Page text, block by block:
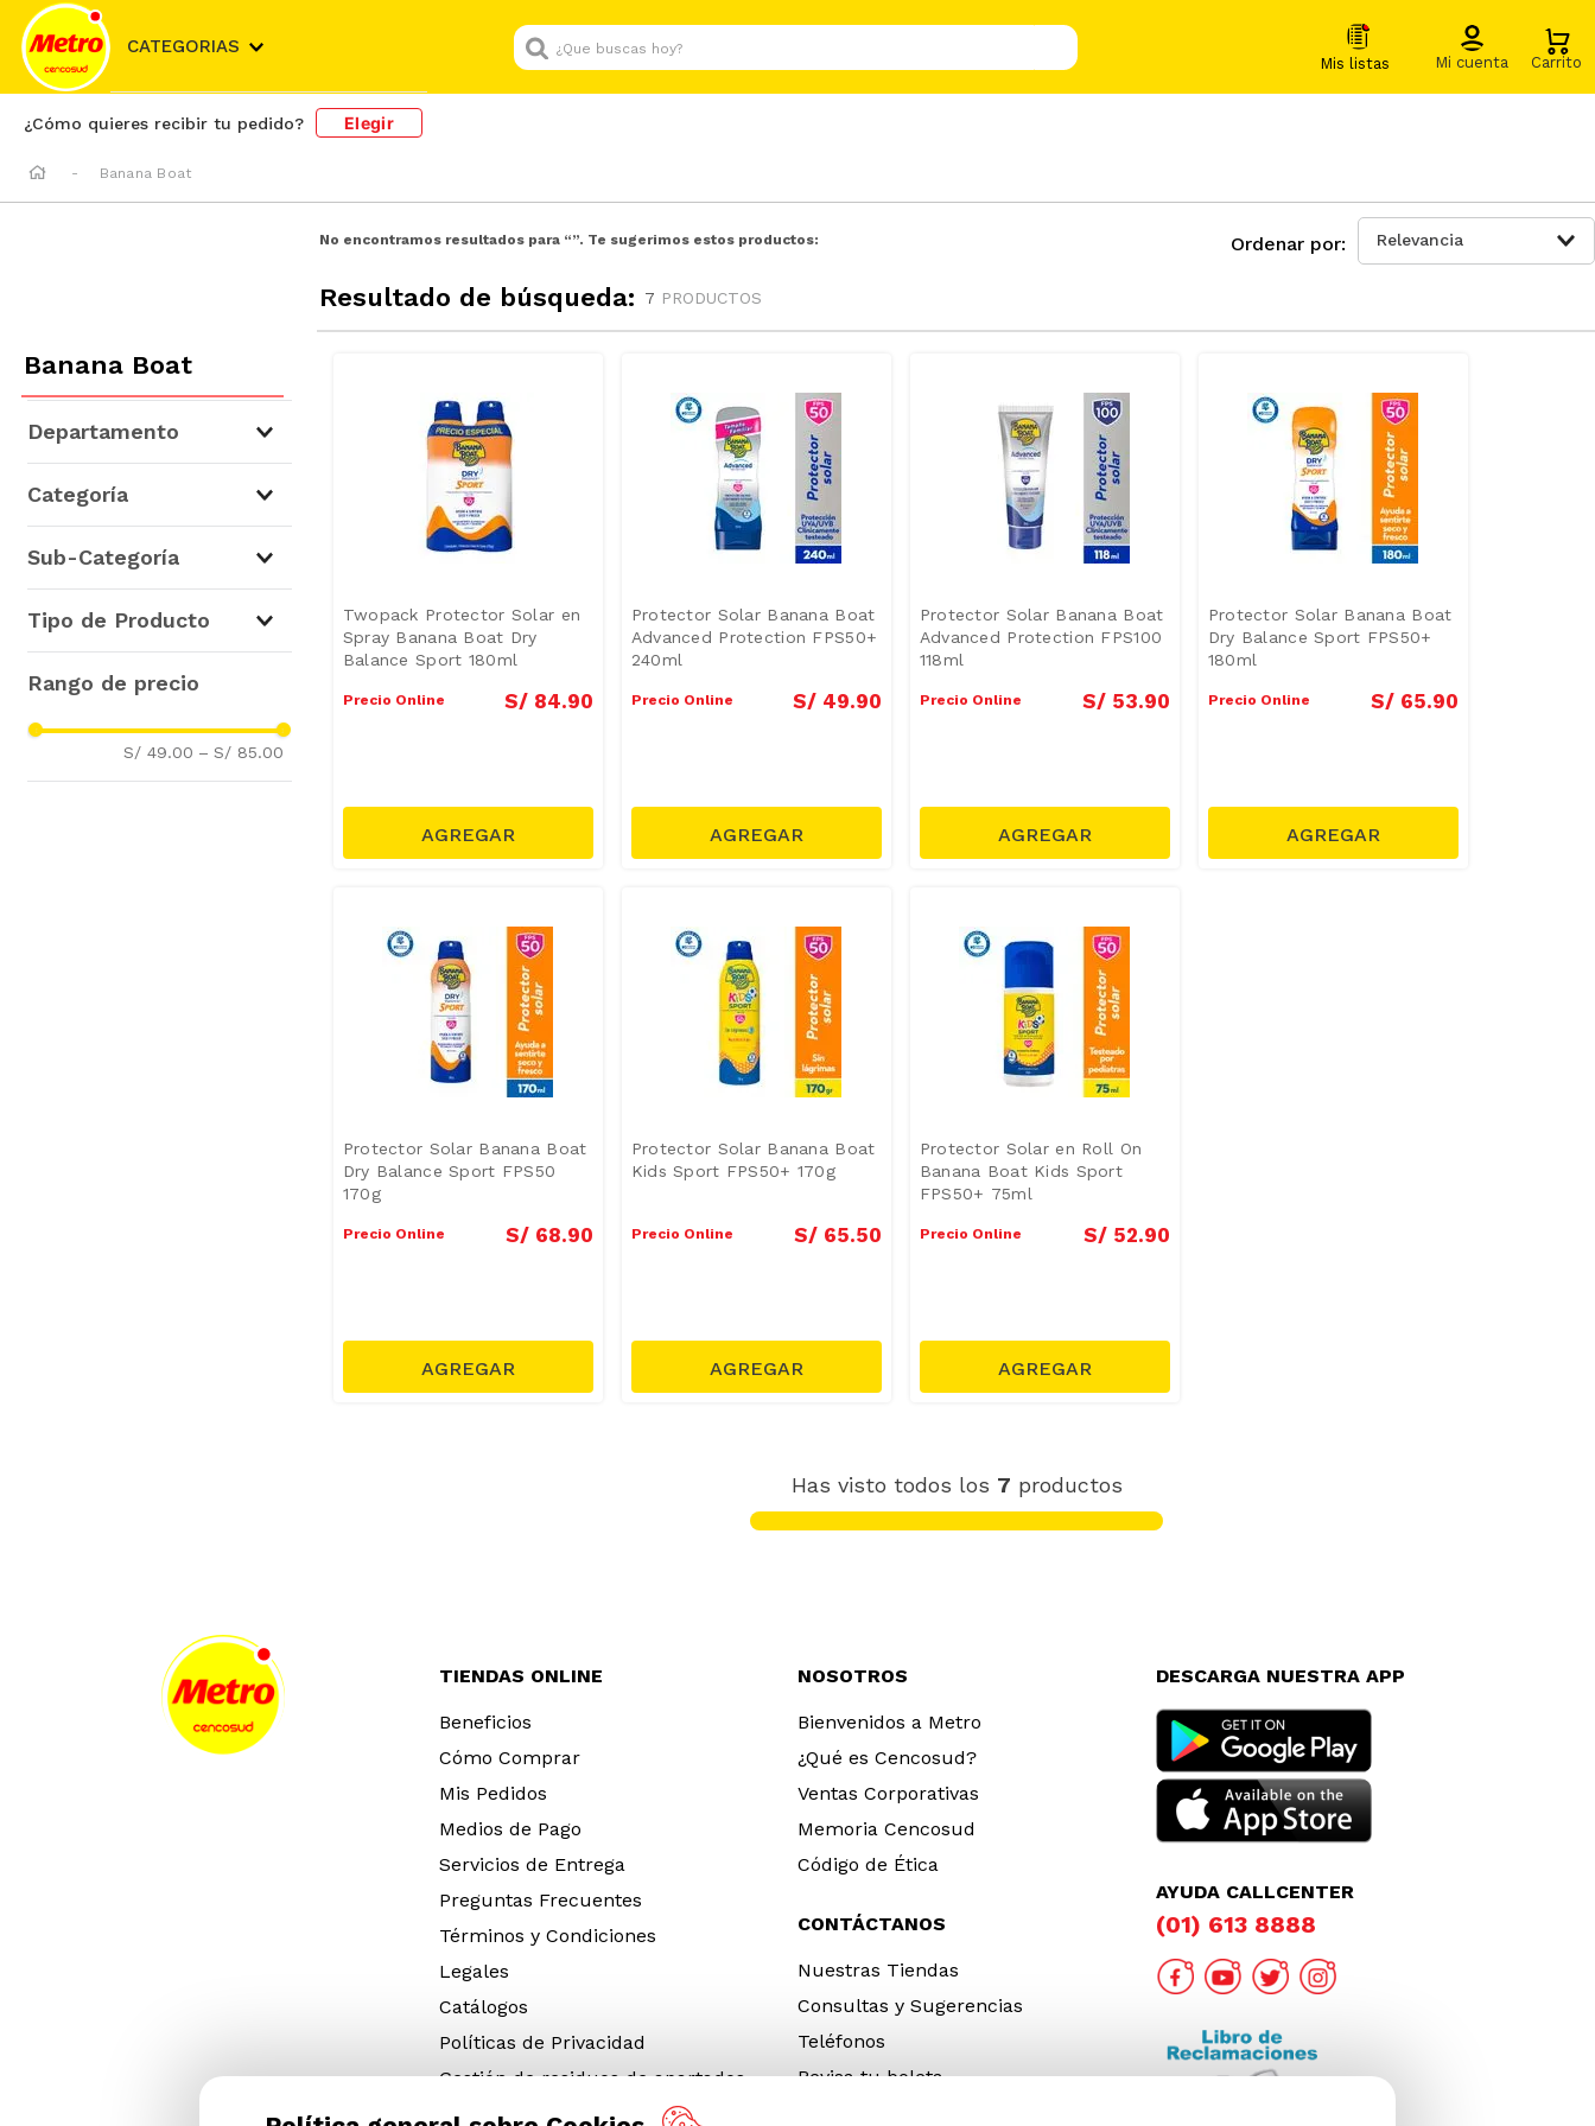
CATEGORIAS
¿Que buscas hoy?
¿Cómo quieres recibir tu pedido? Elegir
Banana Boat
No encontramos resultados para “”. Te sugerimos estos productos:
Resultado de búsqueda: 7 PRODUCTOS
Relevancia
Banana Boat
Departamento
Categoría
Sub-Categoría
Tipo de Producto
S/ 49.00 – S/ 85.00
Twopack Protector Solar en
Spray Banana Boat Dry
Balance Sport 180ml
Precio Online S/ 84.90
Protector Solar Banana Boat
Advanced Protection FPS50+
240ml
Precio Online S/ 49.90
Protector Solar Banana Boat
Advanced Protection FPS100
118ml
Precio Online S/ 53.90
Protector Solar Banana Boat
Dry Balance Sport FPS50+
180ml
Precio Online S/ 65.90
Protector Solar Banana Boat
Dry Balance Sport FPS50
170g
Precio Online S/ 68.90
Protector Solar Banana Boat
Kids Sport FPS50+ 170g
Precio Online S/ 65.50
Protector Solar en Roll On
Banana Boat Kids Sport
FPS50+ 75ml
Precio Online S/ 52.90
Has visto todos los 7 productos
TIENDAS ONLINE
Beneficios
Cómo Comprar
Mis Pedidos
Medios de Pago
Servicios de Entrega
Preguntas Frecuentes
Términos y Condiciones
Legales
Catálogos
Políticas de Privacidad
Gestión de residuos de apartados
NOSOTROS
Bienvenidos a Metro
¿Qué es Cencosud?
Ventas Corporativas
Memoria Cencosud
Código de Ética
CONTÁCTANOS
Nuestras Tiendas
Consultas y Sugerencias
Teléfonos
Revisa tu boleta
DESCARGA NUESTRA APP
AYUDA CALLCENTER
(01) 613 8888